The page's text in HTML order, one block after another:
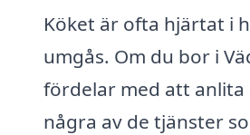
Köket är ofta hjärtat i
umgås. Om du bor i
fördelar med att
några av de tjänster